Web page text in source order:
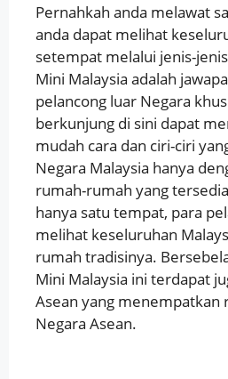
Pernahkah anda melawat
anda dapat melihat
setempat melalui jenis-
Mini Malaysia adalah
pelancong luar Negara
berkunjung di sini dapat
mudah cara dan ciri-ciri
Negara Malaysia hanya
rumah-rumah yang
hanya satu tempat, para
melihat keseluruhan
rumah tradisinya.
Mini Malaysia ini terdapat
Asean yang menempatkan
Negara Asean.